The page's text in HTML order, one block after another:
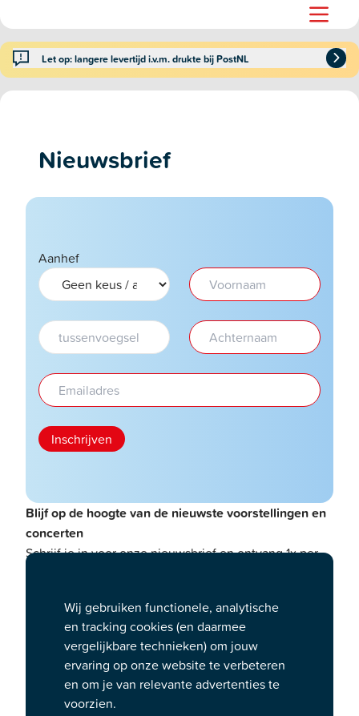
Let op: langere levertijd i.v.m. drukte bij PostNL
Nieuwsbrief
Aanhef
Inschrijven
Blijf op de hoogte van de nieuwste voorstellingen en
concerten
Schrijf je in voor onze nieuwsbrief en ontvang 1x per
voor theater- en concertliefhebbers en iedereen die
een Podium Cadeaukaart heeft ontvangen of cadeau
wil geven.
Benieuwd hoe Podium Cadeaukaart met je privacy
omgaat?
Lees hier meer over onze privacy- en cookieverklaring
Wij gebruiken functionele, analytische
en tracking cookies (en daarmee
vergelijkbare technieken) om jouw
ervaring op onze website te verbeteren
en om je van relevante advertenties te
voorzien.